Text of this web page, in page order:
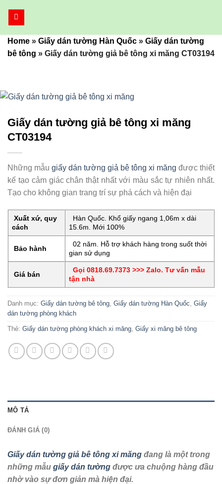
dungHome » Giấy dán tường Hàn Quốc » Giấy dán tường
bê tông » Giấy dán tường giả bê tông xi măng CT03194
Giấy dán tường giả bê tông xi măng
CT03194
Những mẫu giấy dán tường giả bê tông xi măng được thiết
kế tạo cảm giác chân thật nhất với màu sắc tự nhiên nhất.
Tạo cho không gian trang trí sự phá cách và hiện đại
Xuất xứ, quy
cách
Hàn Quốc. Khổ giấy ngang 1,06m x dài
15.6m. Mới 100%
Bảo hành
02 năm. Hỗ trợ khách hàng trong suốt thời
gian sử dụng
Giá bán
Gọi 0818.69.7373 >>> Zalo. Tư vấn mẫu
tận nhà
Danh mục: Giấy dán tường bê tông Giấy dán tường Hàn Quốc Giấy
dán tường phòng khách
Thẻ: Giấy dán tường phòng khách xi măng Giấy xi măng bê tông
MÔ TẢ
ĐÁNH GIÁ (0)
Giấy dán tường giả bê tông xi măng đang là một trong
những mẫu giấy dán tường được ưa chuộng hàng đầu
nhờ vào sự đơn giản mà hiện đại.